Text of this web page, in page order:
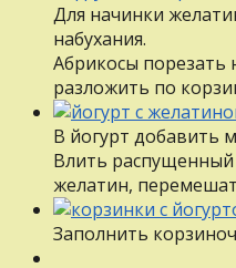
Для начинки
набухания.
Абрикосы порезать
разложить по
В йогурт добавить
Влить распущенный
желатин,
Заполнить